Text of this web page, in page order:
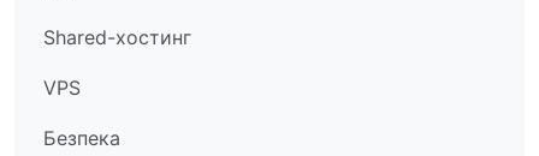
Shared-хостинг
VPS
Безпека